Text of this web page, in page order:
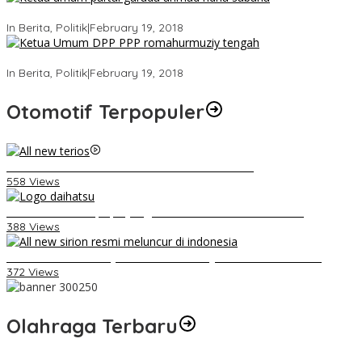
In Berita, Politik|February 19, 2018
In Berita, Politik|February 19, 2018
Otomotif Terpopuler
558 Views
388 Views
372 Views
Olahraga Terbaru